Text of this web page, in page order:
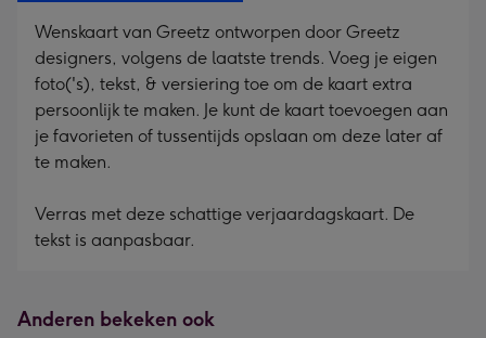
Wenskaart van Greetz ontworpen door Greetz
designers, volgens de laatste trends. Voeg je eigen
foto('s), tekst, & versiering toe om de kaart extra
persoonlijk te maken. Je kunt de kaart toevoegen aan
je favorieten of tussentijds opslaan om deze later af
te maken.
Verras met deze schattige verjaardagskaart. De
tekst is aanpasbaar.
Anderen bekeken ook